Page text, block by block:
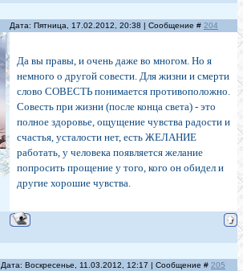
Дата: Пятница, 17.02.2012, 20:38 | Сообщение # 204
Да вы правы, и очень даже во многом. Но я
немного о другой совести. Для жизни и смерти
слово СОВЕСТЬ понимается противоположно.
Совесть при жизни (после конца света) - это
полное здоровье, ощущение чувства радости и
счастья, усталости нет, есть ЖЕЛАНИЕ
работать, у человека появляется желание
попросить прощение у того, кого он обидел и
другие хорошие чувства.
Дата: Воскресенье, 11.03.2012, 12:17 | Сообщение # 205